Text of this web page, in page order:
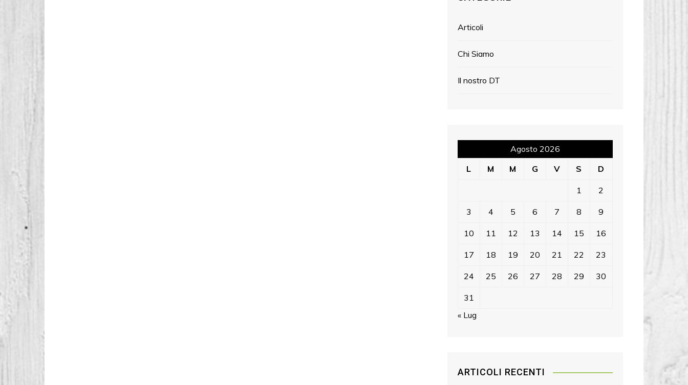
Articoli
Chi Siamo
Il nostro DT
Agosto 2026
L
M M G V S D
1 2
3 4 5 6 7 8 9
10 11 12 13 14 15 16
17 18 19 20 21 22 23
24 25 26 27 28 29 30
31
« Lug
ARTICOLI RECENTI